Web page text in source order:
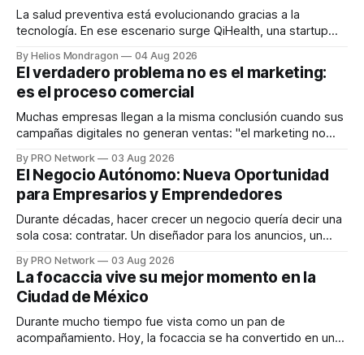
La salud preventiva está evolucionando gracias a la
tecnología. En ese escenario surge QiHealth, una startup
dispositivos inteligentes, inteligencia artificial y monitoreo
en tiempo real para ayudar a las personas a tomar mejores
decisiones sobre su salud metabólica. Su propuesta busca
responder
By Helios Mondragon 04 Aug 2026
El verdadero problema no es el marketing:
es el proceso comercial
Muchas empresas llegan a la misma conclusión cuando sus
campañas digitales no generan ventas: "el marketing no
INTERIUS, el problema suele estar en otro lugar. Durante
una entrevista para el podcast SER PRO, el especialista en
marketing digital explicó que
By PRO Network 03 Aug 2026
El Negocio Autónomo: Nueva Oportunidad
para Empresarios y Emprendedores
Durante décadas, hacer crecer un negocio quería decir una
sola cosa: contratar. Un diseñador para los anuncios, un
para los textos, alguien que supiera de publicidad digital
para encontrar prospectos, un vendedor para atender
llamadas y mensajes, y —con suerte— una persona
By PRO Network 03 Aug 2026
La focaccia vive su mejor momento en la
Ciudad de México
Durante mucho tiempo fue vista como un pan de
acompañamiento. Hoy, la focaccia se ha convertido en uno